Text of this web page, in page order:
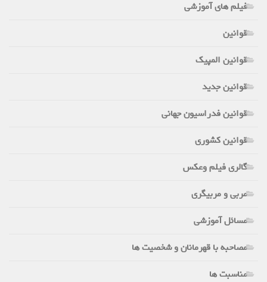
فیلم های آموزشی
قوانین
قوانین المپیک
قوانین جدید
قوانین فدراسیون جهانی
قوانین کشوری
گالری فیلم وعکس
مربی و مربیگری
مسائل آموزشی
مصاحبه با قهرمانان و شخصیت ها
مناسبت ها